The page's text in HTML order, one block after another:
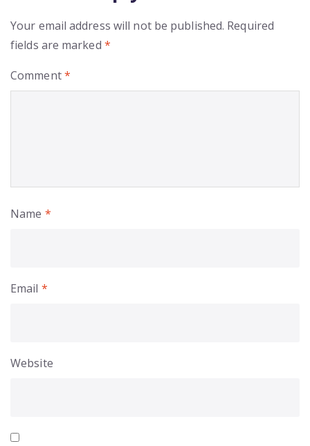
Your email address will not be published. Required
fields are marked *
Comment*
Name *
Email *
Website